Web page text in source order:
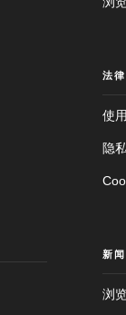
法
使
隐
新
浏